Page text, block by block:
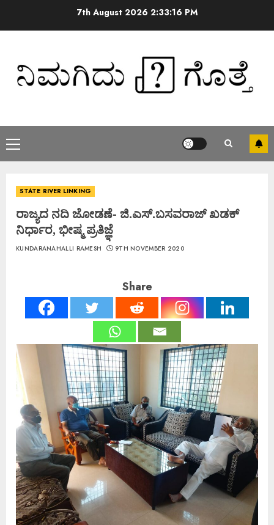
7th August 20262:33:17 PM
STATE RIVER LINKING
ರಾಜ್ಯದ ನದಿ ಜೋಡಣೆ- ಜಿ.ಎಸ್.ಬಸವರಾಜ್ ಖಡಕ್
ನಿರ್ಧಾರ, ಭೀಷ್ಮ ಪ್ರತಿಜ್ಞೆ
KUNDARANAHALLI RAMESH 9TH NOVEMBER 2020
Share